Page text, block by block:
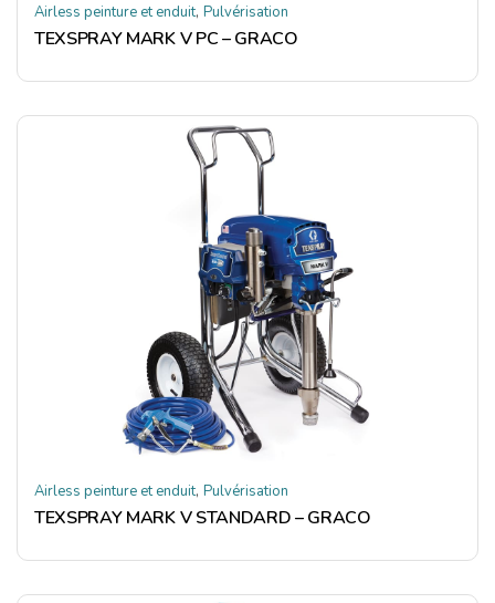
Airless peinture et enduit, Pulvérisation
TEXSPRAY MARK V PC – GRACO
Airless peinture et enduit, Pulvérisation
TEXSPRAY MARK V STANDARD – GRACO